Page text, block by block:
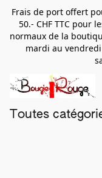
Frais de port offert
50.- CHF TTC pour
normaux de la
mardi au
Toutes